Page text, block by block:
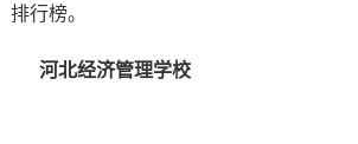
排行榜。
河北经济管理学校